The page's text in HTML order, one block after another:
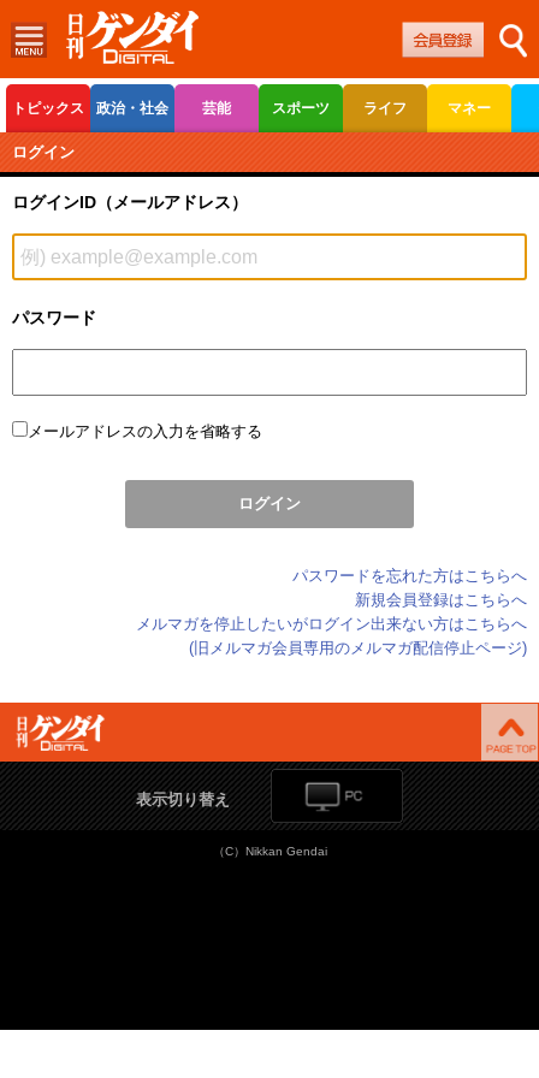
トピックス 政治・社会 芸能 スポーツ ライフ マネー
ボートレース
ログイン
ログインID（メールアドレス）
パスワード
メールアドレスの入力を省略する
パスワードを忘れた方はこちらへ
新規会員登録はこちらへ
メルマガを停止したいがログイン出来ない方はこちらへ
(旧メルマガ会員専用のメルマガ配信停止ページ)
表示切り替え
（C）Nikkan Gendai